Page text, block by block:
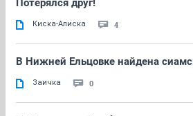
Потерялся друг!
Киска-Алиска 4
В Нижней Ельцовке найдена
Заичка 0